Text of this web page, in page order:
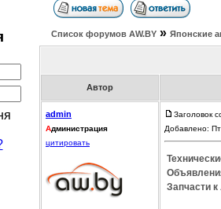
Список форумов АW.BY » Японские
Автор
admin
Администрация
цитировать
Заголовок
Добавлено:
Запчасти